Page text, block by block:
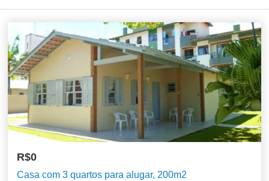
R$0
Casa com 3 quartos para alugar, 200m2